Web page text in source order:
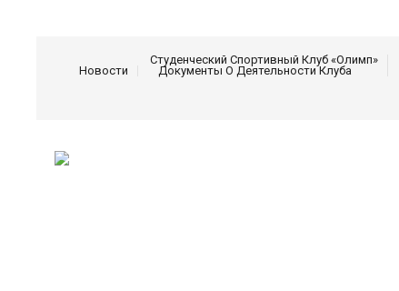
Новости
Студенческий Спортивный Клуб «Олимп»
Документы О Деятельности Клуба